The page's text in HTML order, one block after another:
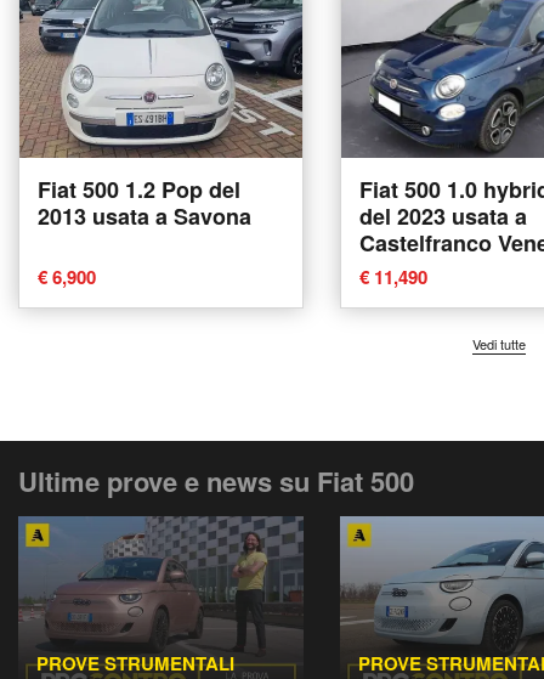
Fiat 500 1.2 Pop del
2013 usata a Savona
€ 6,900
Fiat 500 1.0
del 2023 usata a
Castelfranco
€ 11,490
Vedi tutte
Ultime prove e news su Fiat 500
PROVE STRUMENTALI PROVE